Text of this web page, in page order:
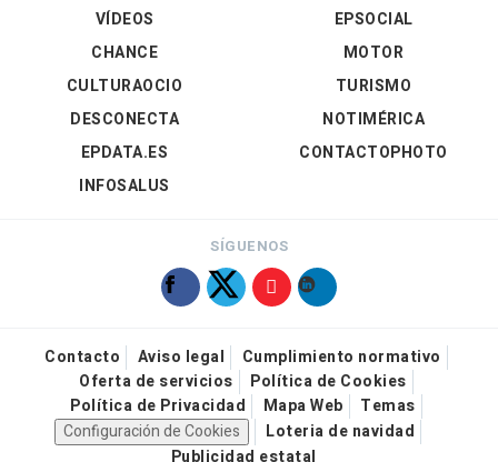
VÍDEOS
EPSOCIAL
CHANCE
CULTURAOCIO
DESCONECTA
EPDATA.ES
INFOSALUS
MOTOR
TURISMO
NOTIMÉRICA
CONTACTOPHOTO
SÍGUENOS
Contacto Aviso legal
Cumplimiento normativo
Oferta de servicios
Política de Cookies
Política de Privacidad
Mapa Web
Temas
Configuración de Cookies
Loteria de navidad